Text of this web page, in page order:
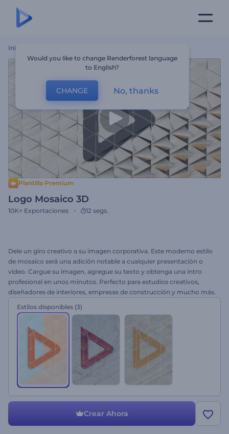
Inicio
Plantilla Premium
Logo Mosaico 3D
10K+ Exportaciones 12 segs.
Dele un giro creativo a su imagen corporativa. Este moderno estilo
de mosaico será una adición notable a cualquier presentación o
video. Cargue su imagen, agregue su texto y obtenga una intro
profesional en unos minutos. Perfecto para estudios creativos,
diseñadores de interiores, empresas de construcción y mucho más.
gratis!
Estilos disponibles (3)
Crear Ahora
Would you like to change Renderforest language
to English?
CHANGE No, thanks